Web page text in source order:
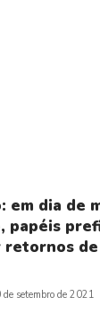
em dia de
papéis
de
setembro de 2021